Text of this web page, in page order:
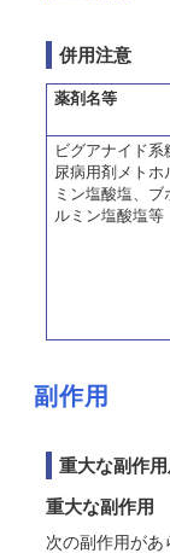
併用注意
薬剤名等
ビグアナイド系
尿病用剤メトホ
ミン塩酸塩、ブ
ルミン塩酸塩等
副作用
重大な副作
重大な副作用
次の副作用が